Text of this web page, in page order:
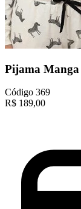
Pijama
Código 369
R$ 189,00